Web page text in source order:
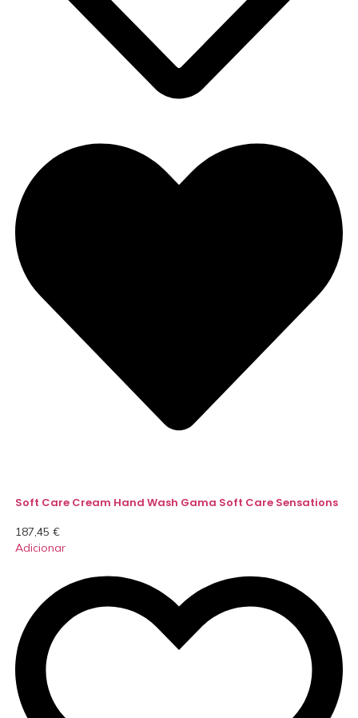
Soft Care Cream Hand Wash Gama Soft Care Sensations
187,45 €
Adicionar